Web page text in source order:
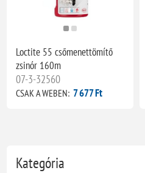
Kategória
Loctite 55 csőmenettömítő
zsinór 160m
07-3-32560
CSAK A WEBEN: 7 677 Ft